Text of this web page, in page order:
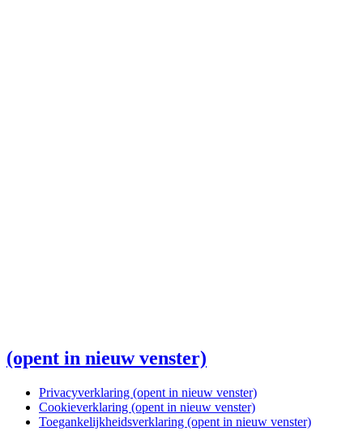
(opent in nieuw venster)
Privacyverklaring (opent in nieuw venster)
Cookieverklaring (opent in nieuw venster)
Toegankelijkheidsverklaring (opent in nieuw venster)